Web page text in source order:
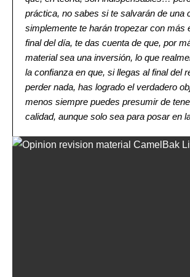
práctica, no sabes si te salvarán de una
simplemente te harán tropezar con más
final del día, te das cuenta de que, por
material sea una inversión, lo que
la confianza en que, si llegas al final del
perder nada, has logrado el verdadero
menos siempre puedes presumir de
calidad, aunque solo sea para posar en